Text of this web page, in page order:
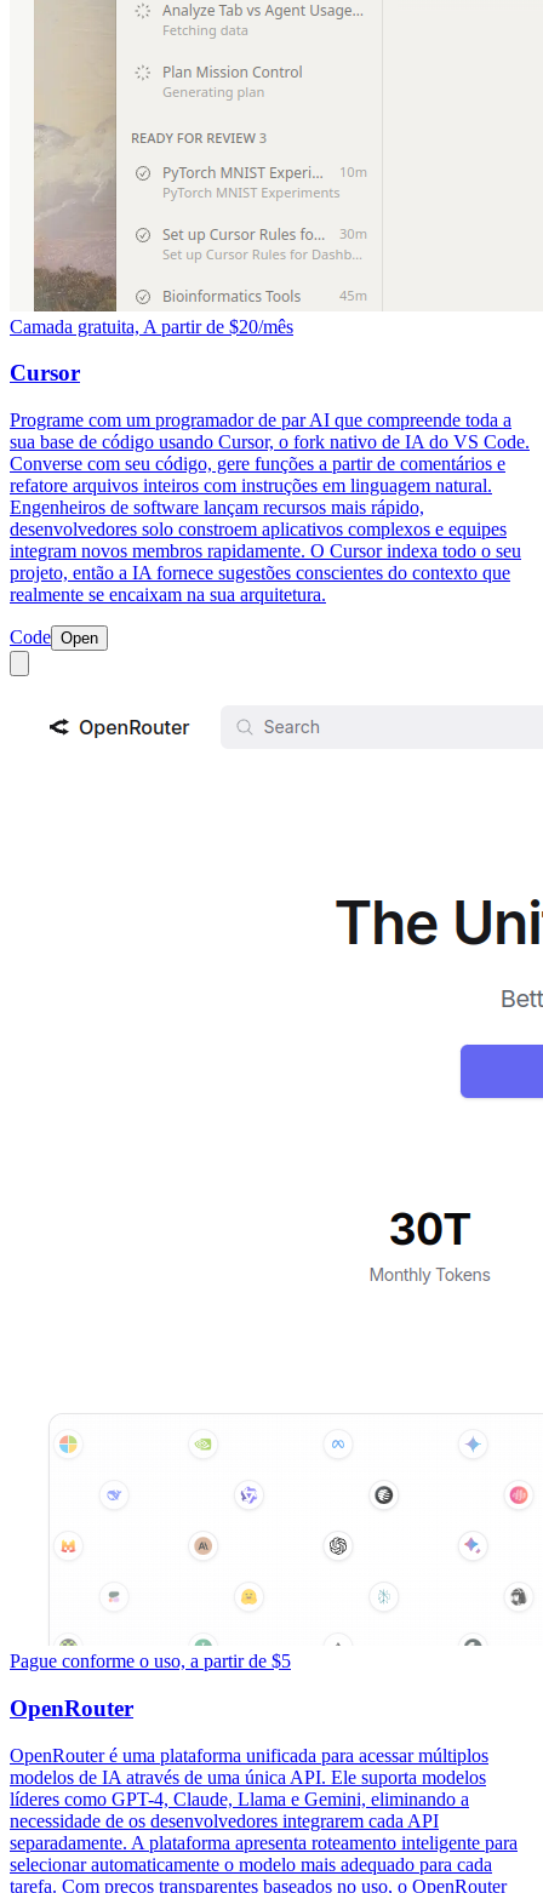
Camada gratuita, A partir de $20/mês
Cursor
Programe com um programador de par AI que compreende toda a
sua base de código usando Cursor, o fork nativo de IA do VS Code.
Converse com seu código, gere funções a partir de comentários e
refatore arquivos inteiros com instruções em linguagem natural.
Engenheiros de software lançam recursos mais rápido,
desenvolvedores solo constroem aplicativos complexos e equipes
integram novos membros rapidamente. O Cursor indexa todo o seu
projeto, então a IA fornece sugestões conscientes do contexto que
realmente se encaixam na sua arquitetura.
Code Open
Pague conforme o uso, a partir de $5
OpenRouter
OpenRouter é uma plataforma unificada para acessar múltiplos
modelos de IA através de uma única API. Ele suporta modelos
líderes como GPT-4, Claude, Llama e Gemini, eliminando a
necessidade de os desenvolvedores integrarem cada API
separadamente. A plataforma apresenta roteamento inteligente para
selecionar automaticamente o modelo mais adequado para cada
tarefa. Com preços transparentes baseados no uso, o OpenRouter